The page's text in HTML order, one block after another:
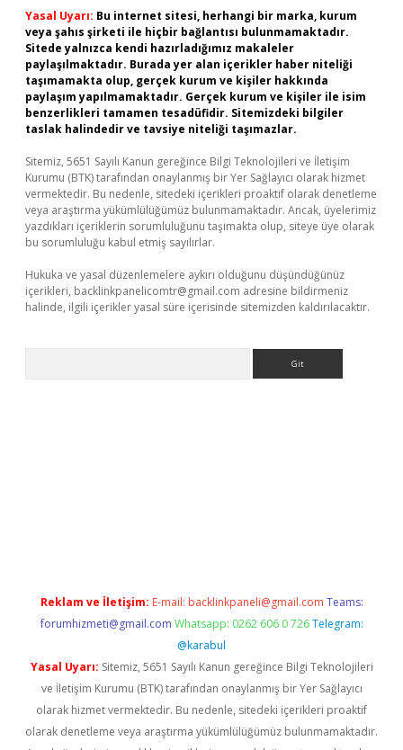
Yasal Uyarı: Bu internet sitesi, herhangi bir marka, kurum
veya şahıs şirketi ile hiçbir bağlantısı bulunmamaktadır.
Sitede yalnızca kendi hazırladığımız makaleler
paylaşılmaktadır. Burada yer alan içerikler haber niteliği
taşımamakta olup, gerçek kurum ve kişiler hakkında
paylaşım yapılmamaktadır. Gerçek kurum ve kişiler ile isim
benzerlikleri tamamen tesadüfidir. Sitemizdeki bilgiler
taslak halindedir ve tavsiye niteliği taşımazlar.
Sitemiz, 5651 Sayılı Kanun gereğince Bilgi Teknolojileri ve İletişim
Kurumu (BTK) tarafından onaylanmış bir Yer Sağlayıcı olarak hizmet
vermektedir. Bu nedenle, sitedeki içerikleri proaktif olarak denetleme
veya araştırma yükümlülüğümüz bulunmamaktadır. Ancak, üyelerimiz
yazdıkları içeriklerin sorumluluğunu taşımakta olup, siteye üye olarak
bu sorumluluğu kabul etmiş sayılırlar.
Hukuka ve yasal düzenlemelere aykırı olduğunu düşündüğünüz
içerikleri, backlinkpanelicomtr@gmail.com adresine bildirmeniz
halinde, ilgili içerikler yasal süre içerisinde sitemizden kaldırılacaktır.
Reklam ve İletişim: E-mail: backlinkpaneli@gmail.com Teams:
forumhizmeti@gmail.com Whatsapp: 0262 606 0 726 Telegram:
@karabul
Yasal Uyarı: Sitemiz, 5651 Sayılı Kanun gereğince Bilgi Teknolojileri
ve İletişim Kurumu (BTK) tarafından onaylanmış bir Yer Sağlayıcı
olarak hizmet vermektedir. Bu nedenle, sitedeki içerikleri proaktif
olarak denetleme veya araştırma yükümlülüğümüz bulunmamaktadır.